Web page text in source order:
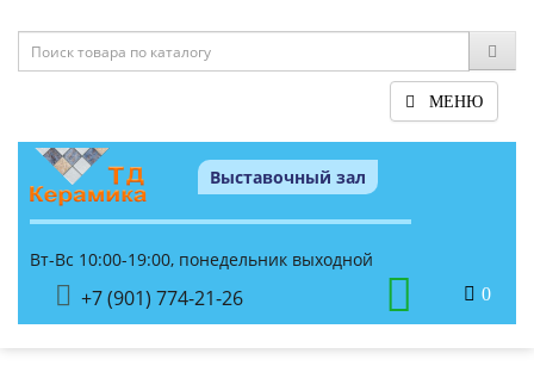
МЕНЮ
Выставочный зал
Вт-Вс 10:00-19:00, понедельник выходной
+7 (901) 774-21-26 0